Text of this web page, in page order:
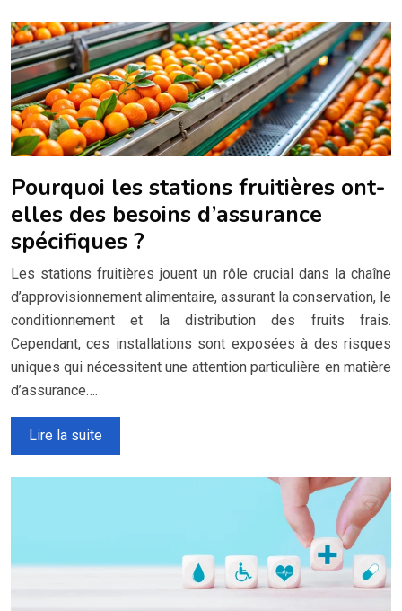
Pourquoi les stations fruitières ont-
elles des besoins d’assurance
spécifiques ?
Les stations fruitières jouent un rôle crucial dans la chaîne
d’approvisionnement alimentaire, assurant la conservation, le
conditionnement et la distribution des fruits frais.
Cependant, ces installations sont exposées à des risques
uniques qui nécessitent une attention particulière en matière
d’assurance….
Lire la suite